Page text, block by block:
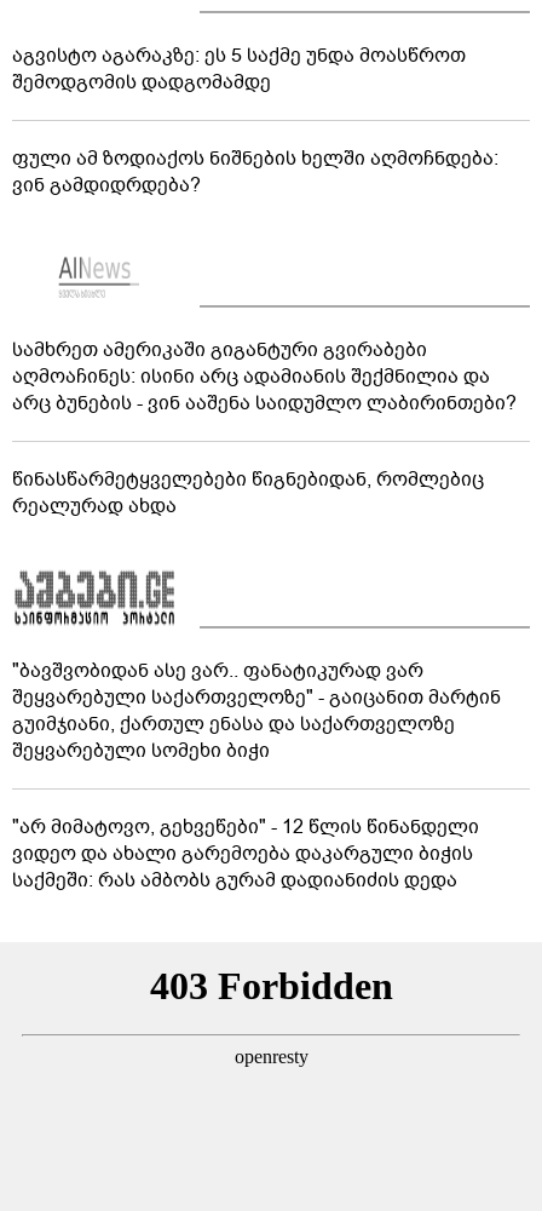
რა პასუხი აქვთ ირაკლი კობახიძის ბრალდებებზე
ოპოზიციაში - პრემიერი რუსოფობიაზე საუბრობს
მიგრაციის დეპარტამენტის თანამშრომლებმა უცხო
ქვეყნის 55 მოქალაქე საქართველოდან გააძევეს
აგვისტო აგარაკზე: ეს 5 საქმე უნდა მოასწროთ
შემოდგომის დადგომამდე
ფული ამ ზოდიაქოს ნიშნების ხელში აღმოჩნდება:
ვინ გამდიდრდება?
სამხრეთ ამერიკაში გიგანტური გვირაბები
აღმოაჩინეს: ისინი არც ადამიანის შექმნილია და
არც ბუნების - ვინ ააშენა საიდუმლო ლაბირინთები?
წინასწარმეტყველებები წიგნებიდან, რომლებიც
რეალურად ახდა
გუიმჯიანი, ქართულ ენასა და საქართველოზე